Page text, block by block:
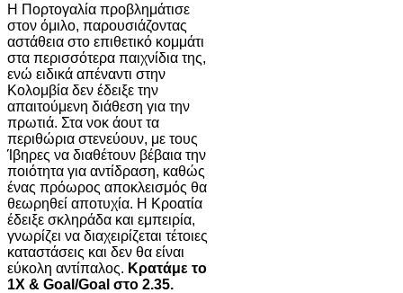
Η Πορτογαλία προβλημάτισε
στον όμιλο, παρουσιάζοντας
αστάθεια στο επιθετικό κομμάτι
στα περισσότερα παιχνίδια της,
ενώ ειδικά απέναντι στην
Κολομβία δεν έδειξε την
απαιτούμενη διάθεση για την
πρωτιά. Στα νοκ άουτ τα
περιθώρια στενεύουν, με τους
Ίβηρες να διαθέτουν βέβαια την
ποιότητα για αντίδραση, καθώς
ένας πρόωρος αποκλεισμός θα
θεωρηθεί αποτυχία. Η Κροατία
έδειξε σκληράδα και εμπειρία,
γνωρίζει να διαχειρίζεται τέτοιες
καταστάσεις και δεν θα είναι
εύκολη αντίπαλος. Κρατάμε το
1Χ & Goal/Goal στο 2.35.